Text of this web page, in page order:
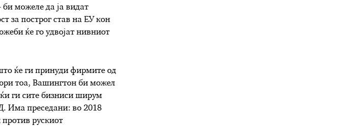
би можеле да ја видат
за построг став на ЕУ кон
ќе го удвојат нивниот
ќе ги принуди фирмите од
тоа, Вашингтон би можел
ги сите бизниси ширум
Има преседани: во 2018
рускиот